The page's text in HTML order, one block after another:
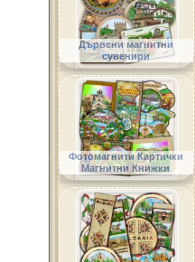
Дървени магнитни
сувенири
Фотомагнити Картички
Магнитни Книжки